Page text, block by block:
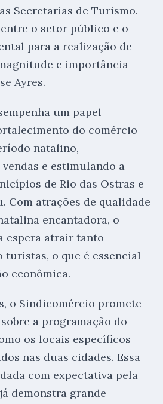
Secretarias de Turismo.
o setor público e o
para a realização de
e importância
Ayres.
um papel
do comércio
natalino,
e estimulando a
de Rio das Ostras e
Com atrações de qualidade
encantadora, o
espera atrair tanto
turistas, o que é essencial
econômica.
o Sindicomércio promete
a programação do
os locais específicos
nas duas cidades. Essa
com expectativa pela
demonstra grande